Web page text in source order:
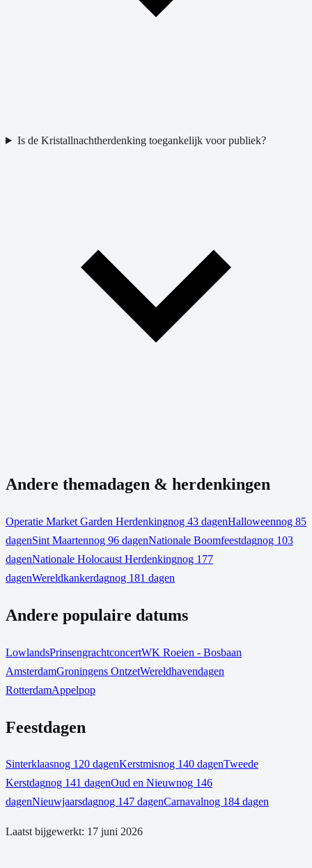
Is de Kristallnachtherdenking toegankelijk voor publiek?
Andere themadagen & herdenkingen
Operatie Market Garden Herdenkingnog 43 dagenHalloweennog 85
dagenSint Maartennog 96 dagenNationale Boomfeestdagnog 103
dagenNationale Holocaust Herdenkingnog 177
dagenWereldkankerdagnog 181 dagen
Andere populaire datums
LowlandsPrinsengrachtconcertWK Roeien - Bosbaan
AmsterdamGroningens OntzetWereldhavendagen
RotterdamAppelpop
Feestdagen
Sinterklaasnog 120 dagenKerstmisnog 140 dagenTweede
Kerstdagnog 141 dagenOud en Nieuwnog 146
dagenNieuwjaarsdagnog 147 dagenCarnavalnog 184 dagen
Laatst bijgewerkt: 17 juni 2026